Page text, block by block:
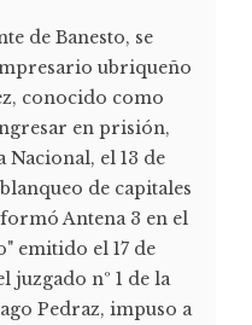
de Banesto, se
ubriqueño
conocido como
en prisión,
el 13 de
de capitales
Antena 3 en el
emitido el 17 de
juzgado nº 1 de la
Pedraz, impuso a